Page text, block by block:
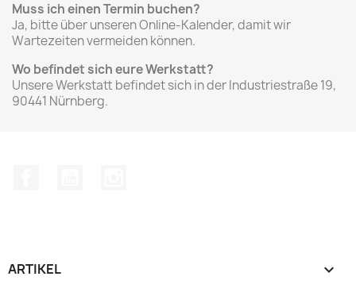
Muss ich einen Termin buchen?
Ja, bitte über unseren Online-Kalender, damit wir
Wartezeiten vermeiden können.
Wo befindet sich eure Werkstatt?
Unsere Werkstatt befindet sich in der Industriestraße 19,
90441 Nürnberg.
ARTIKEL 